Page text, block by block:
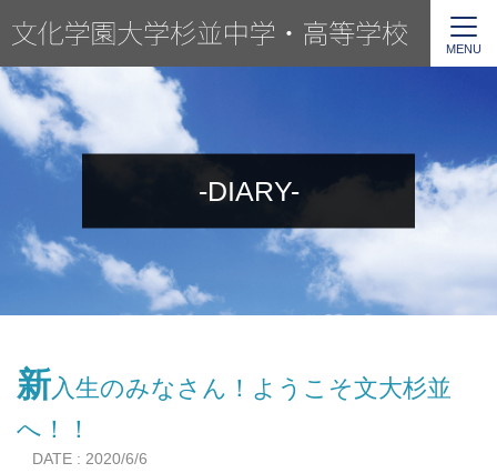
MENU
-DIARY-
新入生のみなさん！ようこそ文大杉並
へ！！
DATE : 2020/6/6